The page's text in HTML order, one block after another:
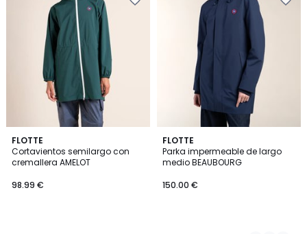
FLOTTE
Cortavientos semilargo con
cremallera AMELOT
98.99 €
FLOTTE
Parka impermeable de largo
medio BEAUBOURG
150.00 €
2
Colores